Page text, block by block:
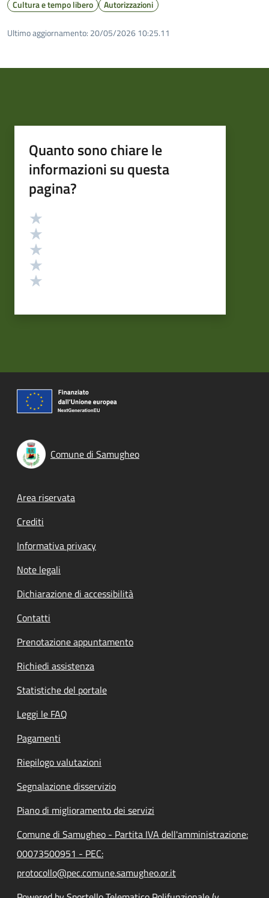
Cultura e tempo libero Autorizzazioni
Ultimo aggiornamento: 20/05/2026 10:25.11
Quanto sono chiare le
informazioni su questa
pagina?
Valutazione
Comune di Samugheo
Footer menu
Area riservata
Crediti
Informativa privacy
Note legali
Dichiarazione di accessibilità
Contatti
Prenotazione appuntamento
Richiedi assistenza
Statistiche del portale
Leggi le FAQ
Pagamenti
Riepilogo valutazioni
Segnalazione disservizio
Piano di miglioramento dei servizi
Comune di Samugheo - Partita IVA dell'amministrazione:
00073500951 - PEC:
protocollo@pec.comune.samugheo.or.it